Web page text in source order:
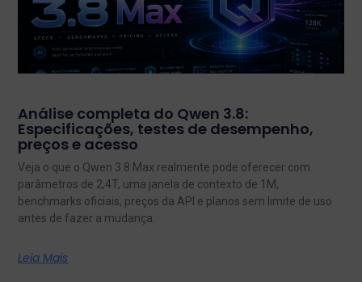
Análise completa do Qwen 3.8:
Especificações, testes de desempenho,
preços e acesso
Veja o que o Qwen 3.8 Max realmente pode oferecer com
parâmetros de 2,4T, uma janela de contexto de 1M,
benchmarks oficiais, preços da API e planos sem limite de uso
antes de fazer a mudança.
Leia Mais